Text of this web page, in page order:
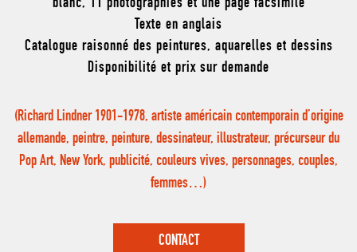
blanc, 11 photographies et une page facsimilé
Texte en anglais
Catalogue raisonné des peintures, aquarelles et dessins
Disponibilité et prix sur demande
(Richard Lindner 1901-1978, artiste américain contemporain d’origine
allemande, peintre, peinture, dessinateur, illustrateur, précurseur du
Pop Art, New York, publicité, couleurs vives, personnages, couples,
femmes…)
CONTACT